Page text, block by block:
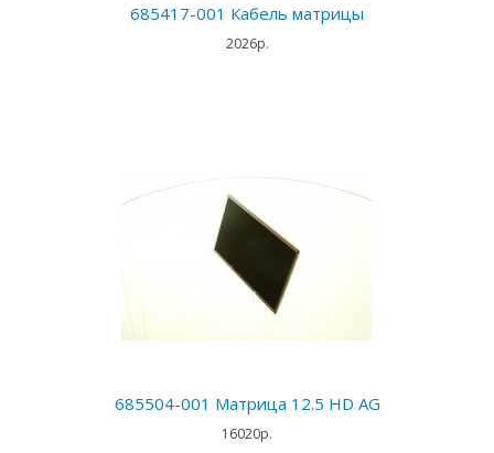
685417-001 Кабель матрицы
2026р.
685504-001 Матрица 12.5 HD AG
16020р.